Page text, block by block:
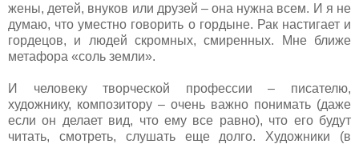
жены, детей, внуков или друзей – она нужна всем. И я не
думаю, что уместно говорить о гордыне. Рак настигает и
гордецов, и людей скромных, смиренных. Мне ближе
метафора «соль земли».
И человеку творческой профессии – писателю,
художнику, композитору – очень важно понимать (даже
если он делает вид, что ему все равно), что его будут
читать, смотреть, слушать еще долго. Художники (в